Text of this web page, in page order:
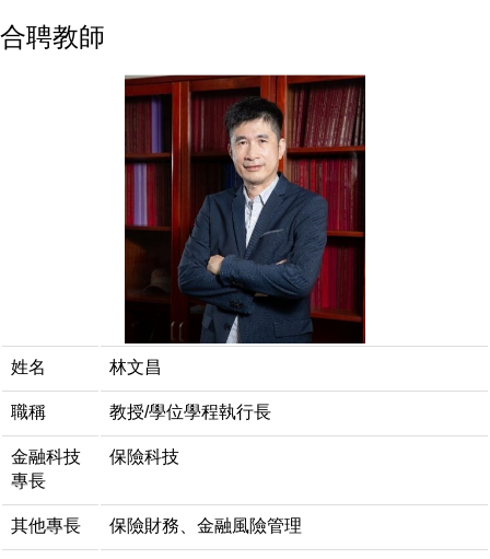
合聘教師
姓名 林文昌
職稱 教授/學位學程執行長
金融科技
專長
保險科技
其他專長 保險財務、金融風險管理